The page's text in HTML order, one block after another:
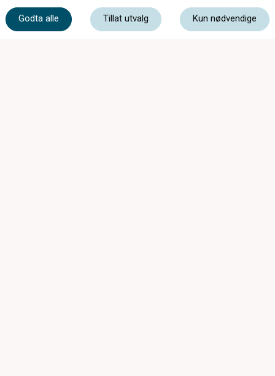
Godta alle Tillat utvalg Kun nødvendige